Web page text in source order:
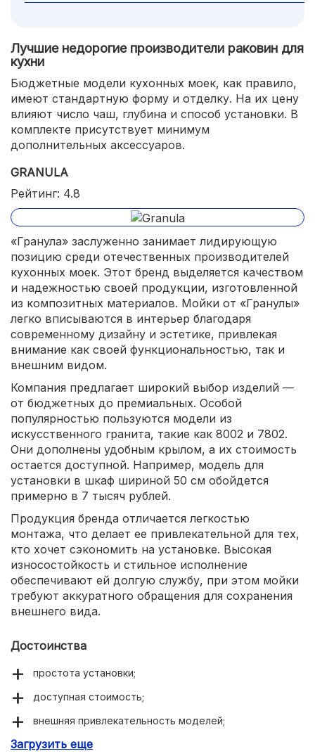
Лучшие недорогие производители раковин для
кухни
Бюджетные модели кухонных моек, как правило,
имеют стандартную форму и отделку. На их цену
влияют число чаш, глубина и способ установки. В
комплекте присутствует минимум
дополнительных аксессуаров.
GRANULA
Рейтинг: 4.8
«Гранула» заслуженно занимает лидирующую
позицию среди отечественных производителей
кухонных моек. Этот бренд выделяется качеством
и надежностью своей продукции, изготовленной
из композитных материалов. Мойки от «Гранулы»
легко вписываются в интерьер благодаря
современному дизайну и эстетике, привлекая
внимание как своей функциональностью, так и
внешним видом.
Компания предлагает широкий выбор изделий —
от бюджетных до премиальных. Особой
популярностью пользуются модели из
искусственного гранита, такие как 8002 и 7802.
Они дополнены удобным крылом, а их стоимость
остается доступной. Например, модель для
установки в шкаф шириной 50 см обойдется
примерно в 7 тысяч рублей.
Продукция бренда отличается легкостью
монтажа, что делает ее привлекательной для тех,
кто хочет сэкономить на установке. Высокая
износостойкость и стильное исполнение
обеспечивают ей долгую службу, при этом мойки
требуют аккуратного обращения для сохранения
внешнего вида.
Достоинства
простота установки;
доступная стоимость;
внешняя привлекательность моделей;
высокое качество гранитных моек.
Загрузить еще